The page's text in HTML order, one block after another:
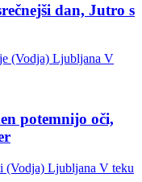
dan, Jutro s
(Vodja) Ljubljana V
potemnijo oči,
(Vodja) Ljubljana V teku